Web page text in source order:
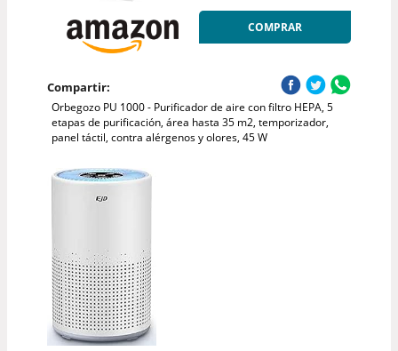
COMPRAR
Compartir:
Orbegozo PU 1000 - Purificador de aire con filtro HEPA, 5
etapas de purificación, área hasta 35 m2, temporizador,
panel táctil, contra alérgenos y olores, 45 W